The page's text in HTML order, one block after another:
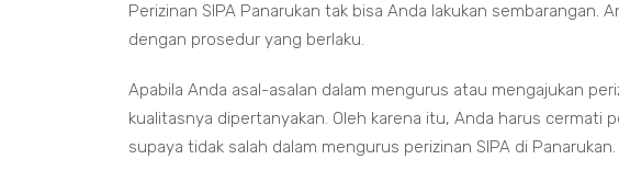
Perizinan SIPA Panarukan tak bisa Anda lakukan sembarangan.
dengan prosedur yang berlaku.
Apabila Anda asal-asalan dalam mengurus atau mengajukan
kualitasnya dipertanyakan. Oleh karena itu, Anda harus cermati
supaya tidak salah dalam mengurus perizinan SIPA di Panarukan.